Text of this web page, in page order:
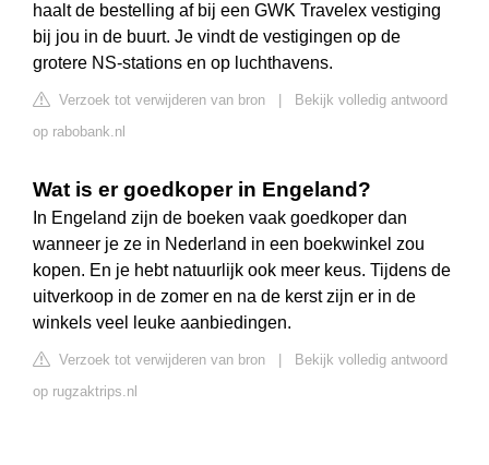
haalt de bestelling af bij een GWK Travelex vestiging
bij jou in de buurt. Je vindt de vestigingen op de
grotere NS-stations en op luchthavens.
Verzoek tot verwijderen van bron
Bekijk volledig antwoord
op rabobank.nl
Wat is er goedkoper in Engeland?
In Engeland zijn de boeken vaak goedkoper dan
wanneer je ze in Nederland in een boekwinkel zou
kopen. En je hebt natuurlijk ook meer keus. Tijdens de
uitverkoop in de zomer en na de kerst zijn er in de
winkels veel leuke aanbiedingen.
Verzoek tot verwijderen van bron
Bekijk volledig antwoord
op rugzaktrips.nl